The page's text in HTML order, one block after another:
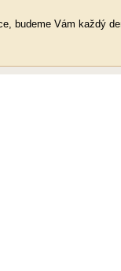
budeme Vám každý